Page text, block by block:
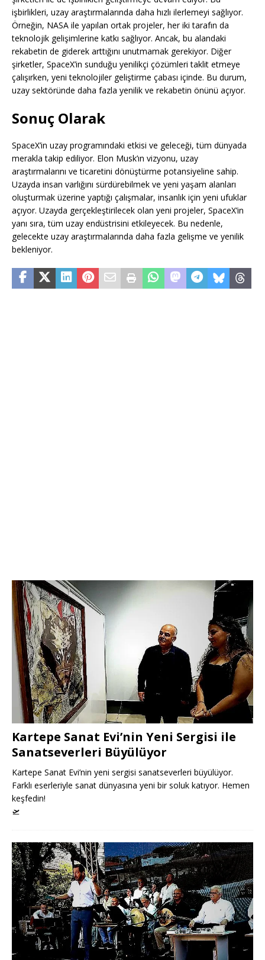
işbirlikleri, uzay araştırmalarında daha hızlı ilerlemeyi sağlıyor.
Örneğin, NASA ile yapılan ortak projeler, her iki tarafın da
teknolojik gelişimlerine katkı sağlıyor. Ancak, bu alandaki
rekabetin de giderek arttığını unutmamak gerekiyor. Diğer
şirketler, SpaceX’in sunduğu yenilikçi çözümleri taklit etmeye
çalışırken, yeni teknolojiler geliştirme çabası içinde. Bu durum,
uzay sektöründe daha fazla yenilik ve rekabetin önünü açıyor.
Sonuç Olarak
SpaceX’in uzay programındaki etkisi ve geleceği, tüm dünyada
merakla takip ediliyor. Elon Musk’ın vizyonu, uzay
araştırmalarını ve ticaretini dönüştürme potansiyeline sahip.
Uzayda insan varlığını sürdürebilmek ve yeni yaşam alanları
oluşturmak üzerine yaptığı çalışmalar, insanlık için yeni ufuklar
açıyor. Uzayda gerçekleştirilecek olan yeni projeler, SpaceX’in
yanı sıra, tüm uzay endüstrisini etkileyecek. Bu nedenle,
gelecekte uzay araştırmalarında daha fazla gelişme ve yenilik
bekleniyor.
Kartepe Sanat Evi’nin Yeni Sergisi ile
Sanatseverleri Büyülüyor
Kartepe Sanat Evi’nin yeni sergisi sanatseverleri büyülüyor.
Farklı eserleriyle sanat dünyasına yeni bir soluk katıyor. Hemen
keşfedin!
🛫